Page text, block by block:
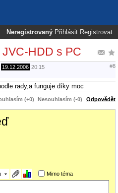
Neregistrovaný Přihlásit Registrovat
HDD s PC
19.12.2006 20:15 #8
rady,a funguje díky moc
(+0) Nesouhlasím (-0) Odpovědět
Mimo téma